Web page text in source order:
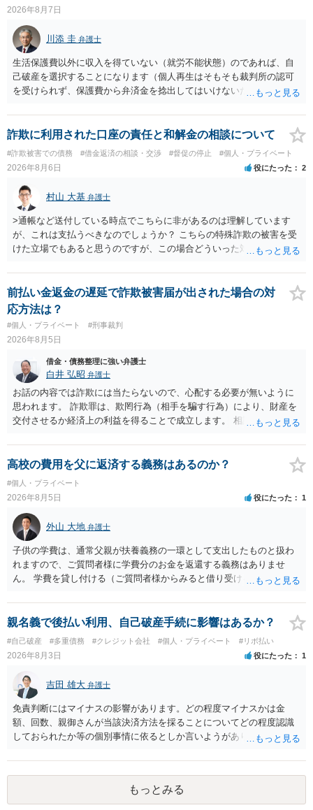
2026年8月7日
川添 圭 弁護士
生活保護費以外に収入を得ていない（就労不能状態）のであれば、自
己破産を選択することになります（個人再生はそもそも裁判所の認可
を受けられず、保護費から弁済金を捻出してはいけないため任意整理
士費用は法テラスが負担し、裁判所の予納金等も法テラスが援助して
くれるため、弁護士へ自己破産を任せれば解決します。
詐欺に利用された口座の責任と和解金の相談について
#詐欺被害での債務 #借金返済の相談・交渉 #督促の停止 #個人・プライベート
2026年8月6日 役にたった 2
村山 大基 弁護士
>通帳など送付している時点でこちらに非があるのは理解しています
が、これは支払うべきなのでしょうか？ こちらの特殊詐欺の被害を受
けた立場でもあると思うのですが、この場合どういった対処が必要で
がいいとは思います。 そもそも、特殊詐欺関係なく旦那さんの行為
は法に触れる可能性もあります。 ＞100万を支払わず穏便に和解する
ことは可能でしょうか？ →一般的には難しいです。相談者さんも１０
０万円の被害を受けたとして、１円も払わないで和解したいと言われ
たら、 できるだけ重い刑罰を与えて欲しい、と思われるのではない
でしょうか。 ＞弁護士さんに入ってもらうことで支払額が下がること
はありますか？ そこはあり得ます、ただ、弁護士費用かけるならその
分賠償に回すことも考えられるので、 兼ね合いは考えてみましょう。
前払い金返金の遅延で詐欺被害届が出された場合の対
応方法は？
#個人・プライベート #刑事裁判
2026年8月5日
借金・債務整理に強い弁護士
白井 弘昭 弁護士
お話の内容では詐欺には当たらないので、心配する必要が無いように
思われます。 詐欺罪は、欺罔行為（相手を騙す行為）により、財産を
交付させるか経済上の利益を得ることで成立します。 相談者さんは、
ので、詐欺罪の実行行為性が無く罪に問うことはできません。 おそら
く、相手が真実を話せば警察も取り合わないと思いますが、虚偽の内
容を述べた場合は、捜査はあるかもしれません。 ただし、捜査におい
て、真実を説明すれば、「ちゃんと返しなさいよ」程度の注意で済む
ことだと思われます。 また、返せるお金が無いのであれば、返せない
のは致し方ありません。真摯に分割して支払うことを相手に告げてい
くのみでしょう。 以上、ご参考まで。
高校の費用を父に返済する義務はあるのか？
#個人・プライベート
2026年8月5日 役にたった 1
外山 大地 弁護士
子供の学費は、通常父親が扶養義務の一環として支出したものと扱わ
れますので、ご質問者様に学費分のお金を返還する義務はありませ
ん。 学費を貸し付ける（ご質問者様からみると借り受ける）といった
ょう。
親名義で後払い利用、自己破産手続に影響はあるか？
#自己破産 #多重債務 #クレジット会社 #個人・プライベート #リボ払い
2026年8月3日 役にたった 1
吉田 雄大 弁護士
免責判断にはマイナスの影響があります。どの程度マイナスかは金
額、回数、親御さんが当該決済方法を採ることについてどの程度認識
しておられたか等の個別事情に依るとしか言いようがありません。 と
なって相談し、善後策を考えることをお勧めします。
もっとみる